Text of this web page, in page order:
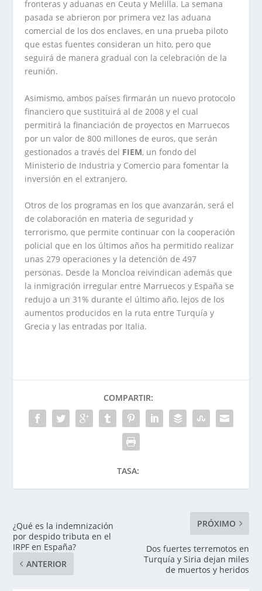
fronteras y aduanas en Ceuta y Melilla. La semana
pasada se abrieron por primera vez las aduana
comercial de los dos enclaves, en una prueba piloto
que estas fuentes consideran un hito, pero que
seguirá de manera gradual con la celebración de la
reunión.
Asimismo, ambos países firmarán un nuevo protocolo
financiero que sustituirá al de 2008 y el cual
permitirá la financiación de proyectos en Marruecos
por un valor de 800 millones de euros, que serán
gestionados a través del FIEM, un fondo del
Ministerio de Industria y Comercio para fomentar la
inversión en el extranjero.
Otros de los programas en los que avanzarán, será el
de colaboración en materia de seguridad y
terrorismo, que permite continuar con la cooperación
policial que en los últimos años ha permitido realizar
unas 279 operaciones y la detención de 497
personas. Desde la Moncloa reivindican además que
la inmigración irregular entre Marruecos y España se
redujo a un 31% durante el último año, lejos de los
aumentos producidos en la ruta entre Turquía y
Grecia y las entradas por Italia.
COMPARTIR:
TASA:
¿Qué es la indemnización
por despido tributa en el
IRPF en España?
ANTERIOR
PRÓXIMO
Dos fuertes terremotos en
Turquía y Siria dejan miles
de muertos y heridos